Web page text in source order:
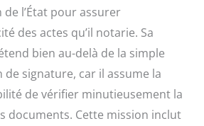
de l’État pour assurer
des actes qu’il notarie. Sa
bien au-delà de la simple
signature, car il assume la
de vérifier minutieusement la
documents. Cette mission inclut